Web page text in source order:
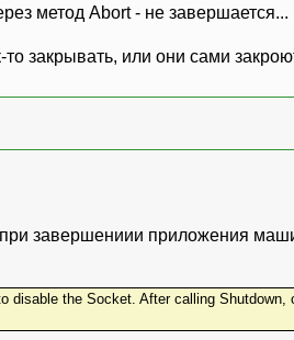
метод Abort - не завершается...
закрывать, или они сами
при завершениии приложения
disable the Socket. After calling